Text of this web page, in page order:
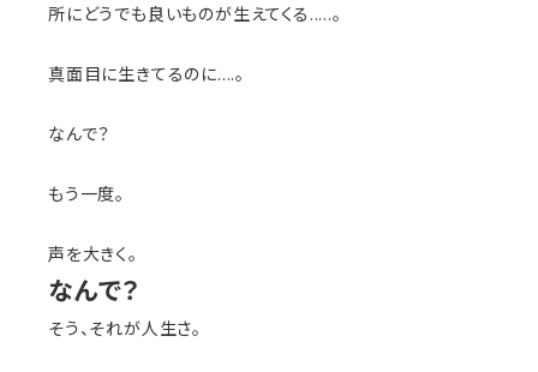
所にどうでも良いものが生えてくる.....。
真面目に生きてるのに....。
なんで？
もう一度。
声を大きく。
なんで？
そう、それが人生さ。